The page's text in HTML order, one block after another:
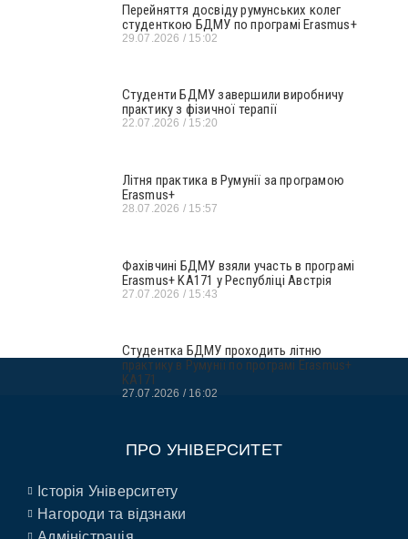
Перейняття досвіду румунських колег
студенткою БДМУ по програмі Erasmus+
29.07.2026 15:02
Студенти БДМУ завершили виробничу
практику з фізичної терапії
22.07.2026 15:20
Літня практика в Румунії за програмою
Erasmus+
28.07.2026 15:57
Фахівчині БДМУ взяли участь в програмі
Erasmus+ KA171 у Республіці Австрія
27.07.2026 15:43
Студентка БДМУ проходить літню
практику в Румунії по програмі Erasmus+
KA171
27.07.2026 16:02
ПРО УНІВЕРСИТЕТ
Історія Університету
Нагороди та відзнаки